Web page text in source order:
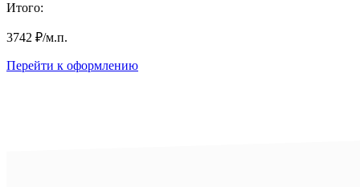
Итого:
3742 ₽/м.п.
Перейти к оформлению